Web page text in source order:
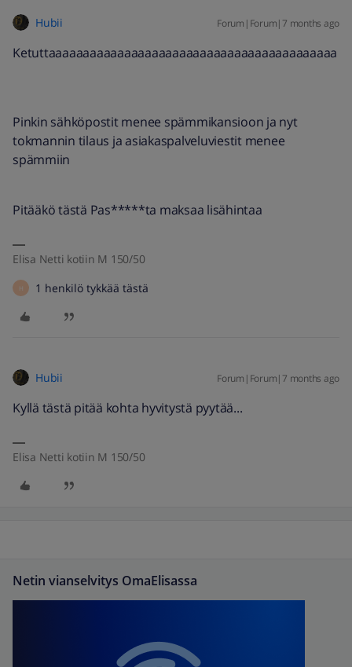
Hubii Forum|Forum|7 months ago
Ketuttaaaaaaaaaaaaaaaaaaaaaaaaaaaaaaaaaaaaaaaaaa
Pinkin sähköpostit menee spämmikansioon ja nyt
tokmannin tilaus ja asiakaspalveluviestit menee
spämmiin
Pitääkö tästä Pas*****ta maksaa lisähintaa
Elisa Netti kotiin M 150/50
H 1 henkilö tykkää tästä
Hubii Forum|Forum|7 months ago
Kyllä tästä pitää kohta hyvitystä pyytää...
Elisa Netti kotiin M 150/50
Netin vianselvitys OmaElisassa